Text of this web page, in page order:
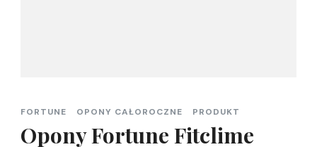
FORTUNE OPONY CAŁOROCZNE PRODUKT
Opony Fortune Fitclime